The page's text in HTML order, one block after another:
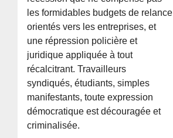
les formidables budgets de relance
orientés vers les entreprises, et
une répression policière et
juridique appliquée à tout
récalcitrant. Travailleurs
syndiqués, étudiants, simples
manifestants, toute expression
démocratique est découragée et
criminalisée.